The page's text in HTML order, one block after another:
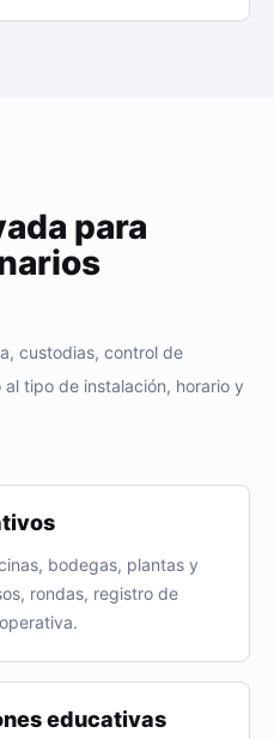
para
custodias, control de
tipo de instalación, horario y
bodegas, plantas y
rondas, registro de
educativas